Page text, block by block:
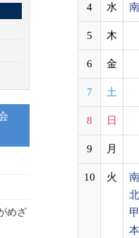
4 水
5 木
6 金
7 土
8 日
9 月
10 火
めざ